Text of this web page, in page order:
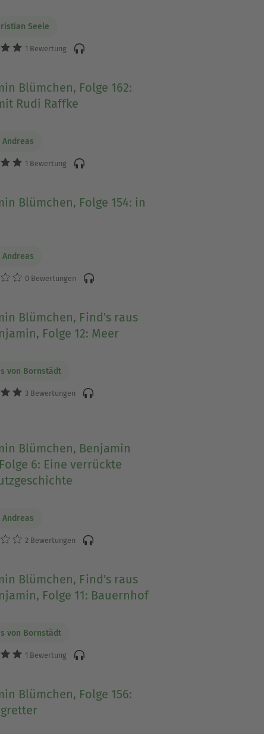
Seele
1 Bewertung
Blümchen, Folge 162:
Rudi Raffke
1 Bewertung
Blümchen, Folge 154: in
0 Bewertungen
Blümchen, Find's raus
Folge 12: Meer
von Bornstädt
3 Bewertungen
Blümchen, Benjamin
6: Eine verrückte
2 Bewertungen
Blümchen, Find's raus
Folge 11: Bauernhof
von Bornstädt
1 Bewertung
Blümchen, Folge 156: